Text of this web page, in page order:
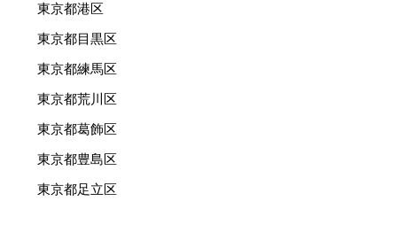
東京都港区
東京都目黒区
東京都練馬区
東京都荒川区
東京都葛飾区
東京都豊島区
東京都足立区